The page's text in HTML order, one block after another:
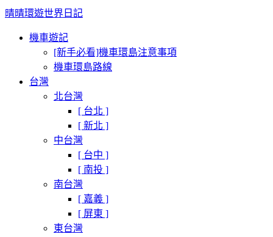
晴晴環遊世界日記
機車遊記
[新手必看]機車環島注意事項
機車環島路線
台灣
北台灣
[ 台北 ]
[ 新北 ]
中台灣
[ 台中 ]
[ 南投 ]
南台灣
[ 嘉義 ]
[ 屏東 ]
東台灣